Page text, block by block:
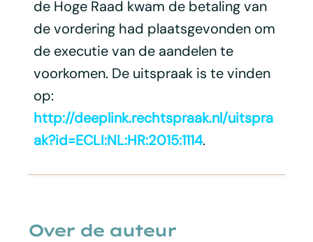
de Hoge Raad kwam de betaling van
de vordering had plaatsgevonden om
de executie van de aandelen te
voorkomen. De uitspraak is te vinden
op:
http://deeplink.rechtspraak.nl/uitspra
ak?id=ECLI:NL:HR:2015:1114.
Over de auteur